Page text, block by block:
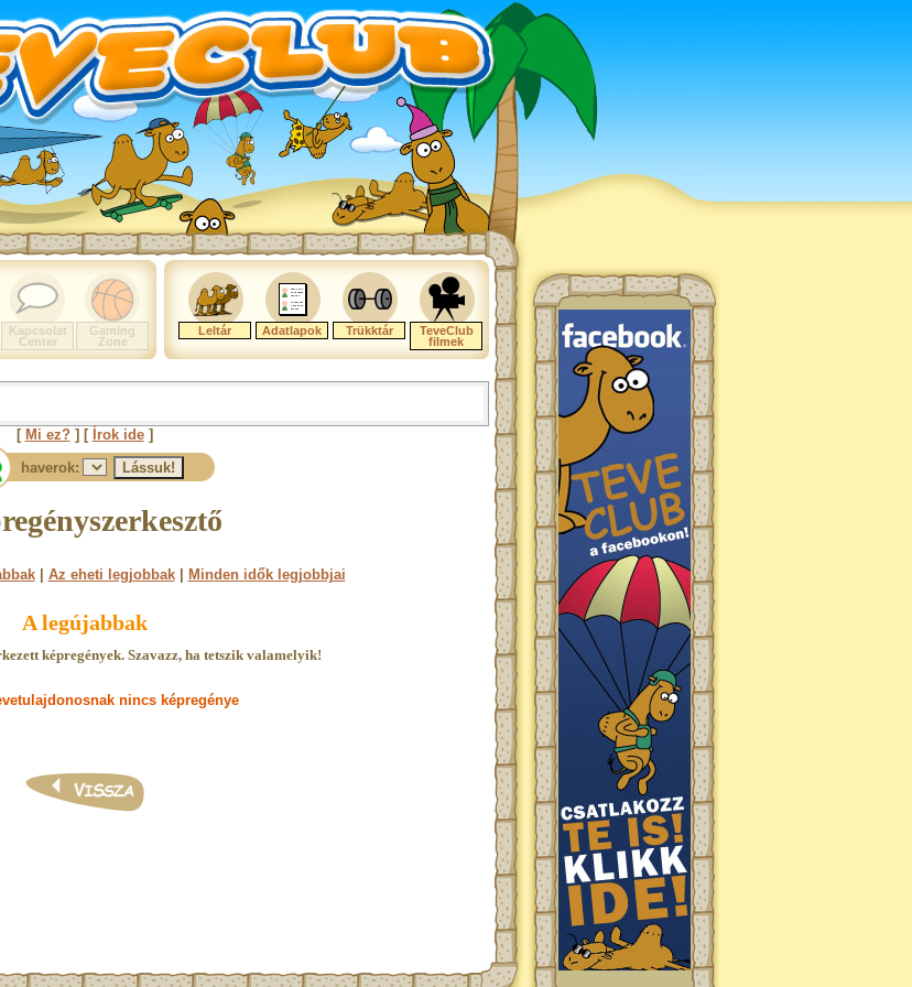
Kapcsolat
Center
Gaming
Zone
Leltár Adatlapok Trükktár
TeveClub
filmek
[ Mi ez?] [ Írok ide]
haverok:
| Az eheti legjobbak| Minden idők legjobbjai
A legújabbak
képregények. Szavazz, ha tetszik valamelyik!
nincs képregénye